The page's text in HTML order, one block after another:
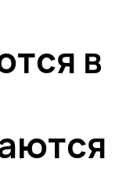
в
—
—
—